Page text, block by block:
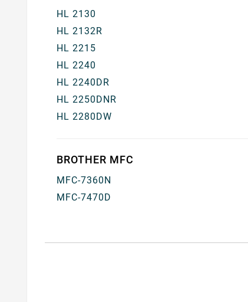
HL 2130
HL 2132R
HL 2215
HL 2240
HL 2240DR
HL 2250DNR
HL 2280DW
BROTHER MFC
MFC-7360N
MFC-7470D